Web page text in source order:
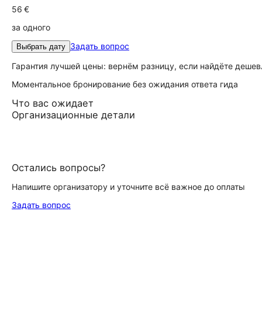
56 €
за одного
Выбрать дату Задать вопрос
Гарантия лучшей цены: вернём разницу, если найдёте
Моментальное бронирование без ожидания ответа гида
Что вас ожидает
Организационные детали
Остались вопросы?
Напишите организатору и уточните всё важное до оплаты
Задать вопрос